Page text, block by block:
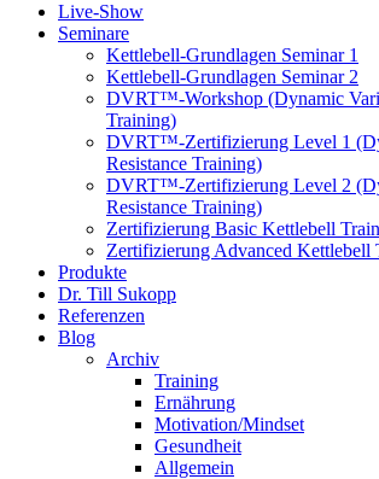
Live-Show
Seminare
Kettlebell-Grundlagen Seminar 1
Kettlebell-Grundlagen Seminar 2
DVRT™-Workshop (Dynamic
Training)
DVRT™-Zertifizierung Level 1
Resistance Training)
DVRT™-Zertifizierung Level 2
Resistance Training)
Zertifizierung Basic Kettlebell
Zertifizierung Advanced Kettlebell
Produkte
Dr. Till Sukopp
Referenzen
Blog
Archiv
Training
Ernährung
Motivation/Mindset
Gesundheit
Allgemein